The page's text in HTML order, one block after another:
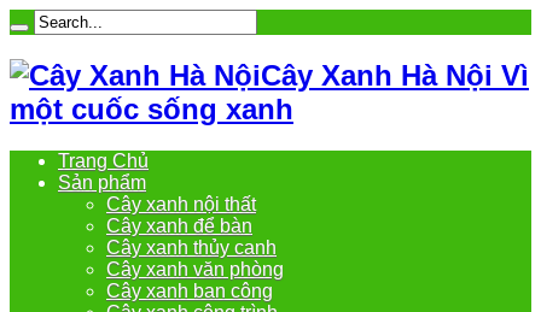
Cây Xanh Hà Nội Vì
một cuốc sống xanh
Trang Chủ
Sản phẩm
Cây xanh nội thất
Cây xanh để bàn
Cây xanh thủy canh
Cây xanh văn phòng
Cây xanh ban công